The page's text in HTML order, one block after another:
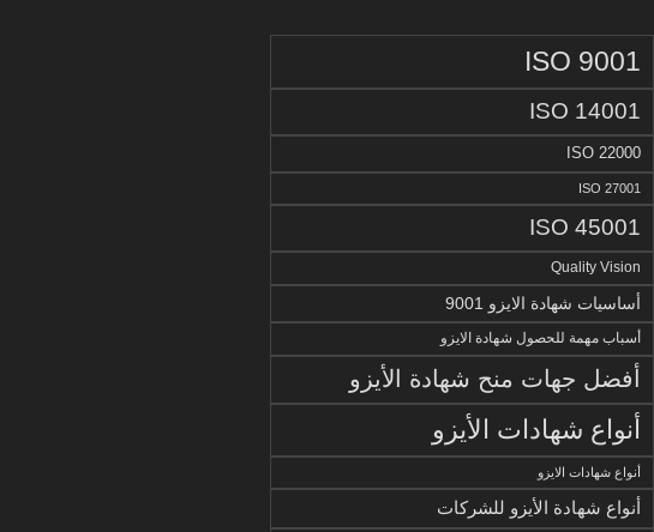
ISO 9001
ISO 14001
ISO 22000
ISO 27001
ISO 45001
Quality Vision
أساسيات شهادة الايزو 9001
أسباب مهمة للحصول شهادة الايزو
أفضل جهات منح شهادة الأيزو
أنواع شهادات الأيزو
أنواع شهادات الايزو
أنواع شهادة الأيزو للشركات